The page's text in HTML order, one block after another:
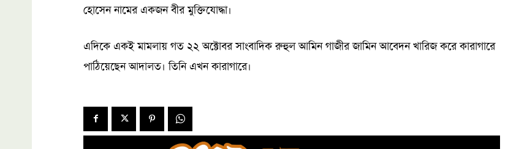
হোসেন নামের একজন বীর মুক্তিযোদ্ধা।
এদিকে একই মামলায় গত ২২ অক্টোবর সাংবাদিক রুহুল আমিন গাজীর জামিন আবেদন খারিজ করে কারাগারে
পাঠিয়েছেন আদালত। তিনি এখন কারাগারে।